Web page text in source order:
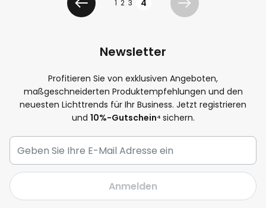
Zurück
1 2 3 4 Weiter
Newsletter
Profitieren Sie von exklusiven Angeboten,
maßgeschneiderten Produktempfehlungen und den
neuesten Lichttrends für Ihr Business. Jetzt registrieren
und 10%-Gutschein⁴ sichern.
Anmelden